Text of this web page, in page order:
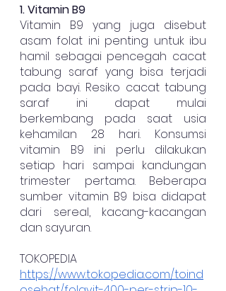
1. Vitamin B9
Vitamin B9 yang juga disebut
asam folat ini penting untuk ibu
hamil sebagai pencegah cacat
tabung saraf yang bisa terjadi
pada bayi. Resiko cacat tabung
saraf ini dapat mulai
berkembang pada saat usia
kehamilan 28 hari. Konsumsi
vitamin B9 ini perlu dilakukan
setiap hari sampai kandungan
trimester pertama. Beberapa
sumber vitamin B9 bisa didapat
dari sereal, kacang-kacangan
dan sayuran.
TOKOPEDIA
https://www.tokopedia.com/toind